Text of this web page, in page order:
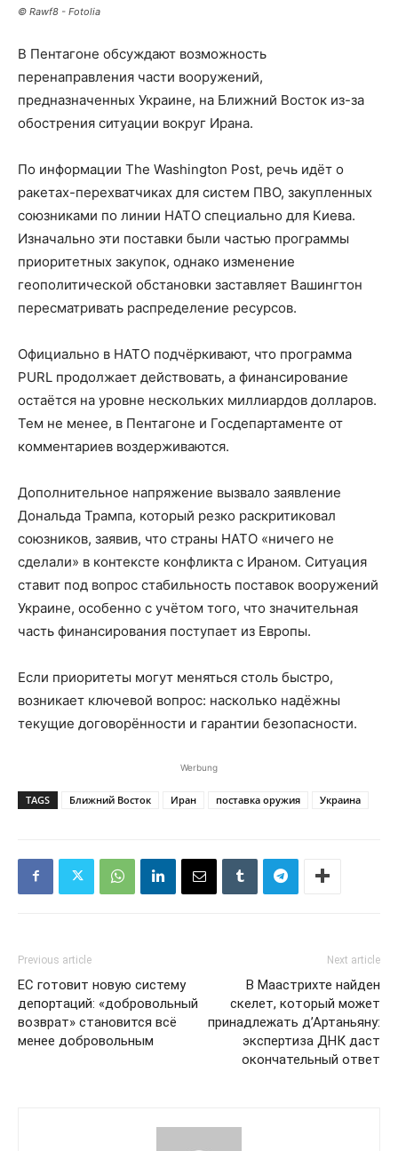
© Rawf8 - Fotolia
В Пентагоне обсуждают возможность
перенаправления части вооружений,
предназначенных Украине, на Ближний Восток из-за
обострения ситуации вокруг Ирана.
По информации The Washington Post, речь идёт о
ракетах-перехватчиках для систем ПВО, закупленных
союзниками по линии НАТО специально для Киева.
Изначально эти поставки были частью программы
приоритетных закупок, однако изменение
геополитической обстановки заставляет Вашингтон
пересматривать распределение ресурсов.
Официально в НАТО подчёркивают, что программа
PURL продолжает действовать, а финансирование
остаётся на уровне нескольких миллиардов долларов.
Тем не менее, в Пентагоне и Госдепартаменте от
комментариев воздерживаются.
Дополнительное напряжение вызвало заявление
Дональда Трампа, который резко раскритиковал
союзников, заявив, что страны НАТО «ничего не
сделали» в контексте конфликта с Ираном. Ситуация
ставит под вопрос стабильность поставок вооружений
Украине, особенно с учётом того, что значительная
часть финансирования поступает из Европы.
Если приоритеты могут меняться столь быстро,
возникает ключевой вопрос: насколько надёжны
текущие договорённости и гарантии безопасности.
Werbung
TAGS Ближний Восток Иран поставка оружия Украина
Previous article
ЕС готовит новую систему
депортаций: «добровольный
возврат» становится всё
менее добровольным
Next article
В Маастрихте найден
скелет, который может
принадлежать д’Артаньяну:
экспертиза ДНК даст
окончательный ответ